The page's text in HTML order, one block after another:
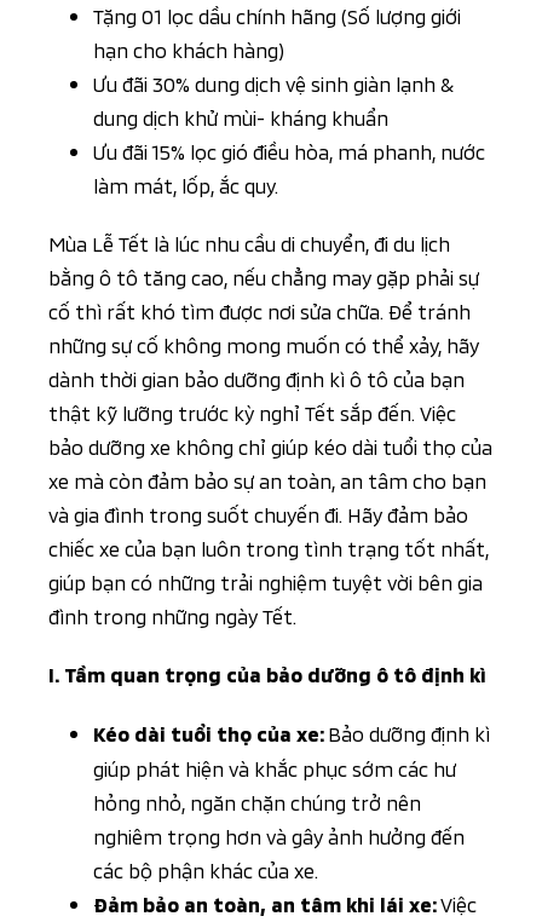
Tặng 01 lọc dầu chính hãng (Số lượng giới
hạn cho khách hàng)
Ưu đãi 30% dung dịch vệ sinh giàn lạnh &
dung dịch khử mùi- kháng khuẩn
Ưu đãi 15% lọc gió điều hòa, má phanh, nước
làm mát, lốp, ắc quy.
Mùa Lễ Tết là lúc nhu cầu di chuyển, đi du lịch
bằng ô tô tăng cao, nếu chẳng may gặp phải sự
cố thì rất khó tìm được nơi sửa chữa. Để tránh
những sự cố không mong muốn có thể xảy, hãy
dành thời gian bảo dưỡng định kì ô tô của bạn
thật kỹ lưỡng trước kỳ nghỉ Tết sắp đến. Việc
bảo dưỡng xe không chỉ giúp kéo dài tuổi thọ của
xe mà còn đảm bảo sự an toàn, an tâm cho bạn
và gia đình trong suốt chuyến đi. Hãy đảm bảo
chiếc xe của bạn luôn trong tình trạng tốt nhất,
giúp bạn có những trải nghiệm tuyệt vời bên gia
đình trong những ngày Tết.
I. Tầm quan trọng của bảo dưỡng ô tô định kì
Kéo dài tuổi thọ của xe:Bảo dưỡng định kì
giúp phát hiện và khắc phục sớm các hư
hỏng nhỏ, ngăn chặn chúng trở nên
nghiêm trọng hơn và gây ảnh hưởng đến
các bộ phận khác của xe.
Đảm bảo an toàn, an tâm khi lái xe:Việc